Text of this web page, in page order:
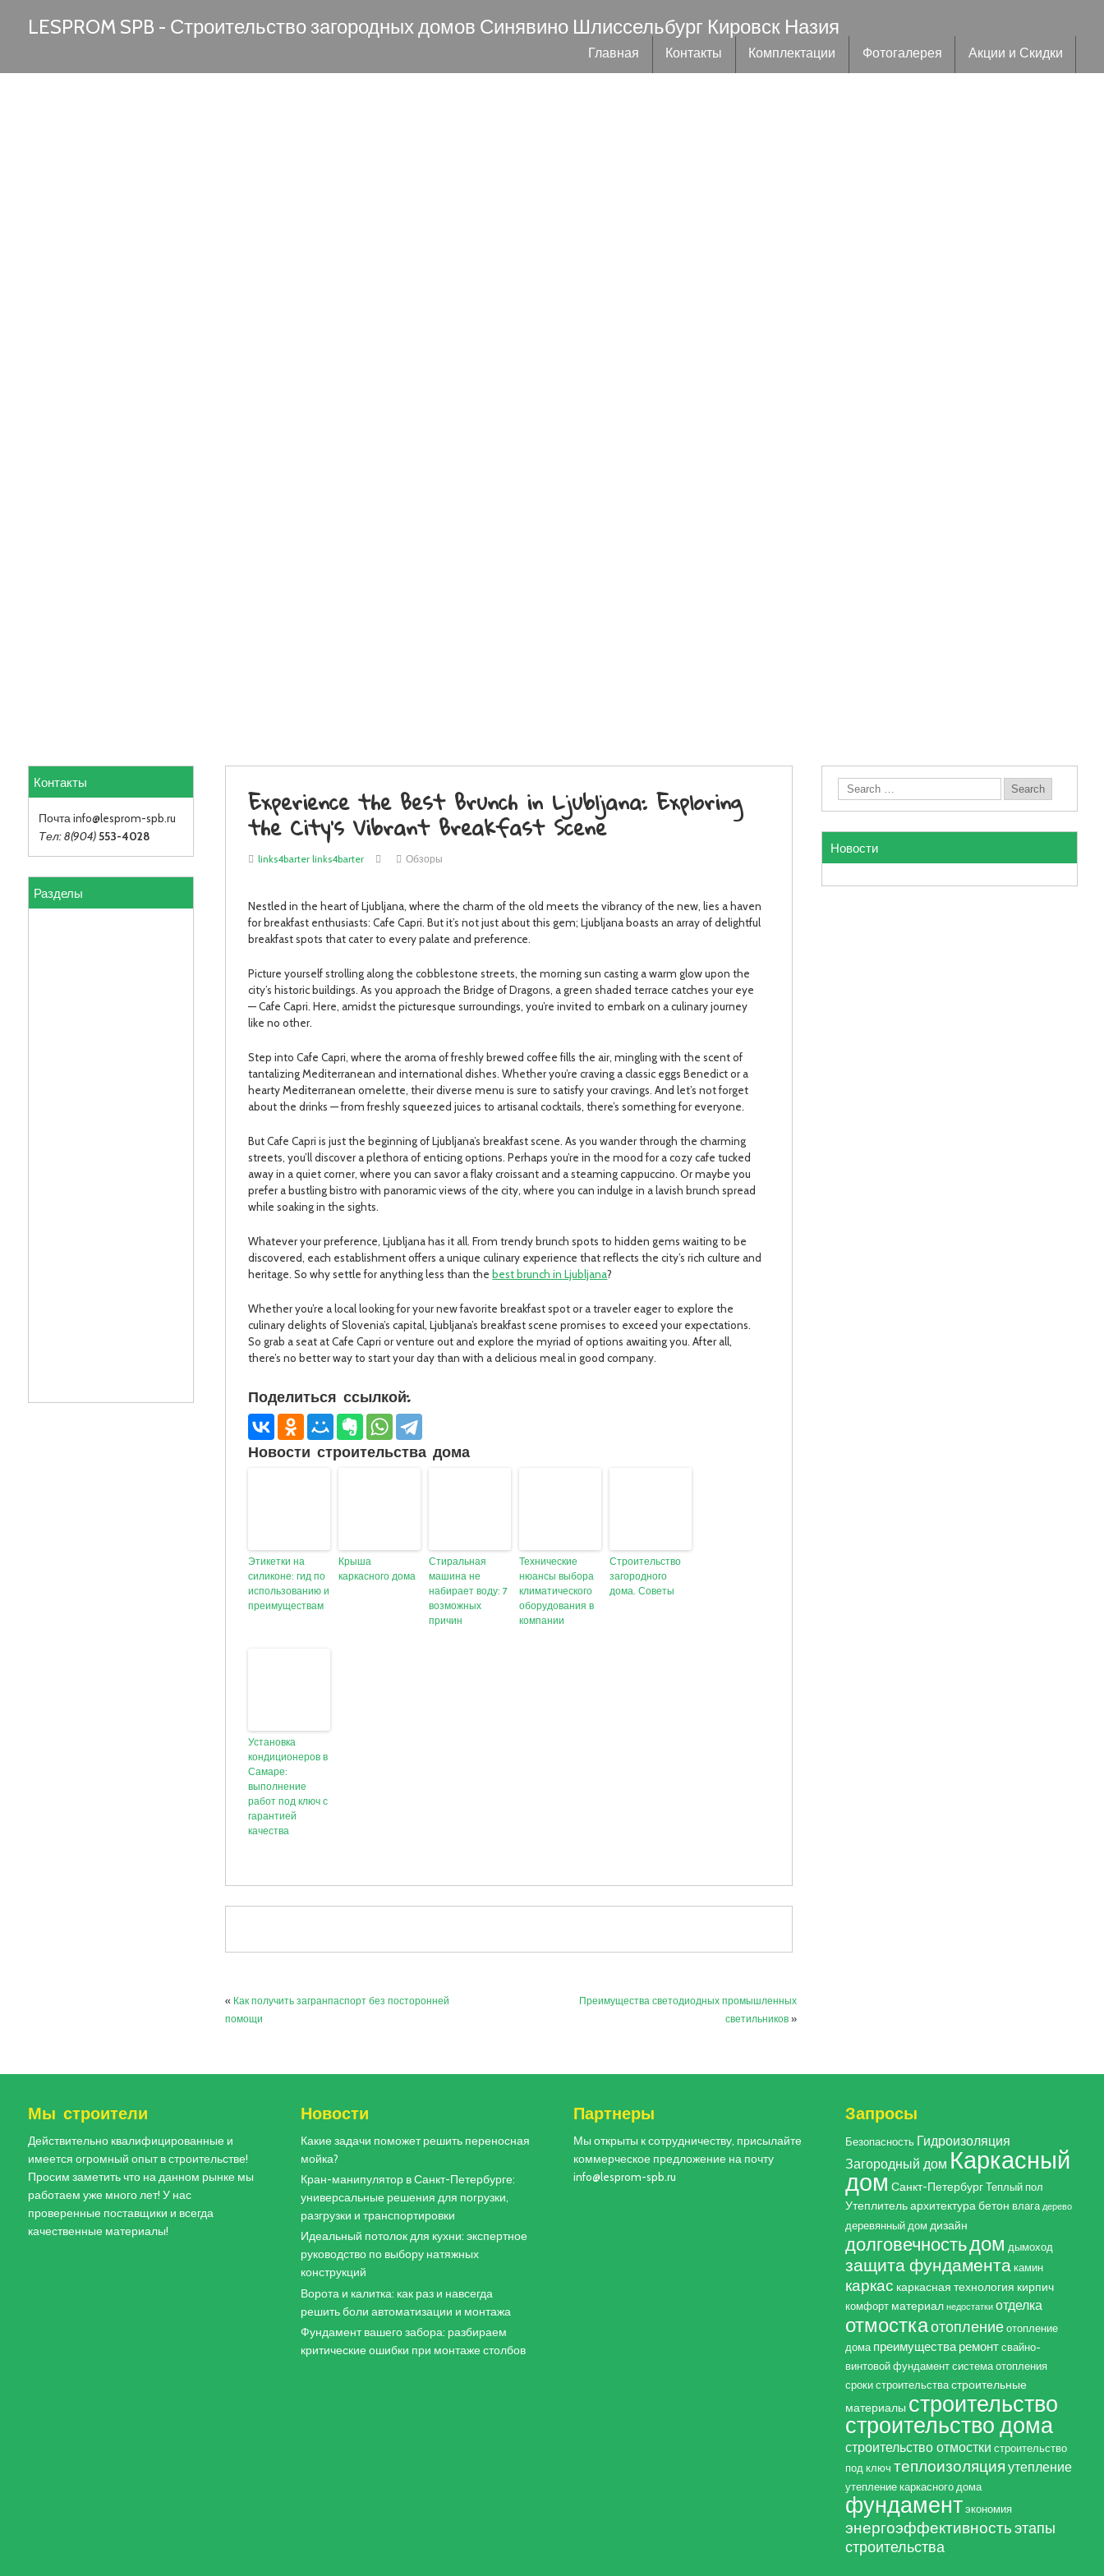
LESPROM SPB - Строительство загородных домов Синявино Шлиссельбург Кировск Назия
Главная Контакты Комплектации Фотогалерея Акции и Скидки
Experience the Best Brunch in Ljubljana: Exploring
the City’s Vibrant Breakfast Scene
links4barter links4barter Обзоры
Nestled in the heart of Ljubljana, where the charm of the old meets the vibrancy of the new, lies a haven
for breakfast enthusiasts: Cafe Capri. But it’s not just about this gem; Ljubljana boasts an array of delightful
breakfast spots that cater to every palate and preference.
Picture yourself strolling along the cobblestone streets, the morning sun casting a warm glow upon the
city’s historic buildings. As you approach the Bridge of Dragons, a green shaded terrace catches your eye
— Cafe Capri. Here, amidst the picturesque surroundings, you’re invited to embark on a culinary journey
like no other.
Step into Cafe Capri, where the aroma of freshly brewed coffee fills the air, mingling with the scent of
tantalizing Mediterranean and international dishes. Whether you’re craving a classic eggs Benedict or a
hearty Mediterranean omelette, their diverse menu is sure to satisfy your cravings. And let’s not forget
about the drinks — from freshly squeezed juices to artisanal cocktails, there’s something for everyone.
But Cafe Capri is just the beginning of Ljubljana’s breakfast scene. As you wander through the charming
streets, you’ll discover a plethora of enticing options. Perhaps you’re in the mood for a cozy cafe tucked
away in a quiet corner, where you can savor a flaky croissant and a steaming cappuccino. Or maybe you
prefer a bustling bistro with panoramic views of the city, where you can indulge in a lavish brunch spread
while soaking in the sights.
Whatever your preference, Ljubljana has it all. From trendy brunch spots to hidden gems waiting to be
discovered, each establishment offers a unique culinary experience that reflects the city’s rich culture and
heritage. So why settle for anything less than the best brunch in Ljubljana?
Whether you’re a local looking for your new favorite breakfast spot or a traveler eager to explore the
culinary delights of Slovenia’s capital, Ljubljana’s breakfast scene promises to exceed your expectations.
So grab a seat at Cafe Capri or venture out and explore the myriad of options awaiting you. After all,
there’s no better way to start your day than with a delicious meal in good company.
Поделиться ссылкой:
Новости строительства дома
Этикетки на
силиконе: гид по
использованию и
преимуществам
Крыша
каркасного дома
Стиральная
машина не
набирает воду: 7
возможных
причин
Технические
нюансы выбора
климатического
оборудования в
компании
Строительство
загородного
дома. Советы
Установка
кондиционеров в
Самаре:
выполнение
работ под ключ с
гарантией
качества
« Как получить загранпаспорт без посторонней
помощи
Преимущества светодиодных промышленных
светильников »
Новости
Контакты
Почта info@lesprom-spb.ru
Тел: 8(904) 553-4028
Разделы
Мы строители
Действительно квалифицированные и
имеется огромный опыт в строительстве!
Просим заметить что на данном рынке мы
работаем уже много лет! У нас
проверенные поставщики и всегда
качественные материалы!
Новости
Какие задачи поможет решить переносная
мойка?
Кран-манипулятор в Санкт-Петербурге:
универсальные решения для погрузки,
разгрузки и транспортировки
Идеальный потолок для кухни: экспертное
руководство по выбору натяжных
конструкций
Ворота и калитка: как раз и навсегда
решить боли автоматизации и монтажа
Фундамент вашего забора: разбираем
критические ошибки при монтаже столбов
Партнеры
Мы открыты к сотрудничеству, присылайте
коммерческое предложение на почту
info@lesprom-spb.ru
Запросы
Безопасность Гидроизоляция
Загородный дом Каркасный
дом Санкт-Петербург Теплый пол
Утеплительархитектура бетон влага дерево
деревянный дом дизайн
долговечностьдом дымоход
защита фундамента камин
каркас каркасная технология кирпич
комфорт материал недостатки отделка
отмосткаотопление отопление
дома преимущества ремонт свайно-
винтовой фундамент система отопления
сроки строительства строительные
материалы строительство
строительство дома
строительство отмостки строительство
под ключ теплоизоляция утепление
утепление каркасного дома
фундамент экономия
энергоэффективность этапы
строительства